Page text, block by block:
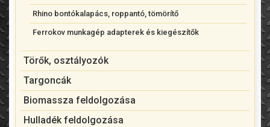
Rhino bontókalapács, roppantó, tömörítő
Ferrokov munkagép adapterek és kiegészítők
Törők, osztályozók
Targoncák
Biomassza feldolgozása
Hulladék feldolgozása